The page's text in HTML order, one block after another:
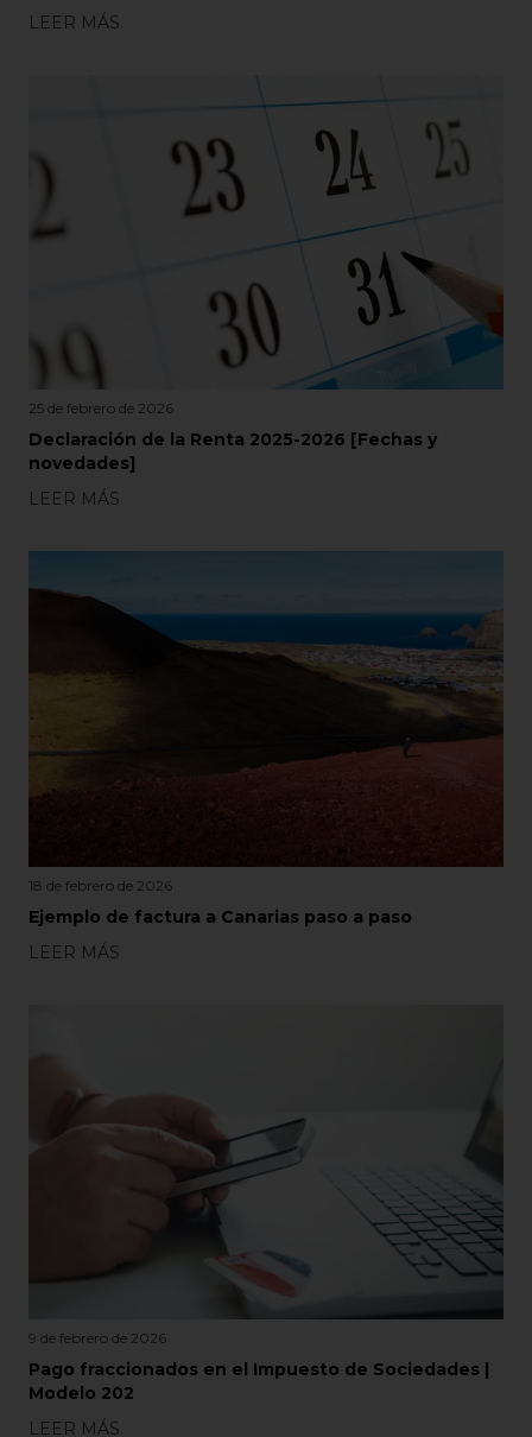
LEER MÁS
25 de febrero de 2026
Declaración de la Renta 2025-2026 [Fechas y
novedades]
LEER MÁS
18 de febrero de 2026
Ejemplo de factura a Canarias paso a paso
LEER MÁS
9 de febrero de 2026
Pago fraccionados en el Impuesto de Sociedades |
Modelo 202
LEER MÁS